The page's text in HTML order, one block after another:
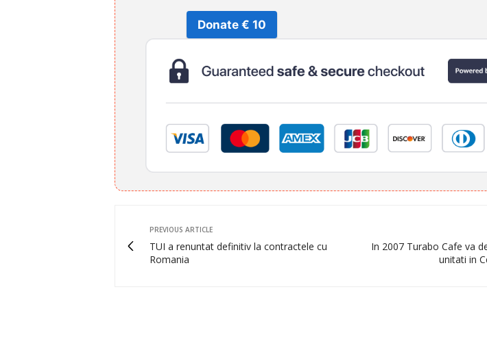
Donate € 10
PREVIOUS ARTICLE
TUI a renuntat definitiv la contractele cu
Romania
In 2007 Turabo Cafe va
unitati in